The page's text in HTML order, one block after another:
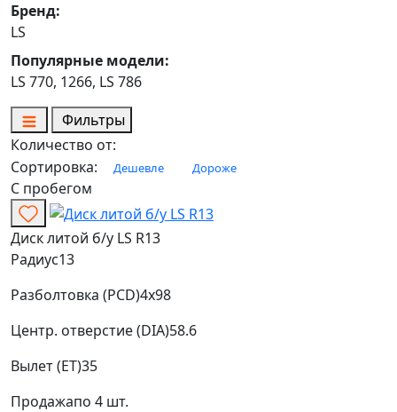
Бренд:
LS
Популярные модели:
LS 770, 1266, LS 786
Фильтры
Количество от:
Сортировка:
Дешевле Дороже
С пробегом
Диск литой б/у LS R13
Радиус13
Разболтовка (PCD)4x98
Центр. отверстие (DIA)58.6
Вылет (ET)35
Продажапо 4 шт.